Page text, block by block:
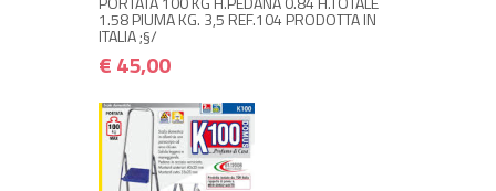
1.58 PIUMA KG. 3,5 REF.104 PRODOTTA IN
ITALIA ;§/
€ 45,00